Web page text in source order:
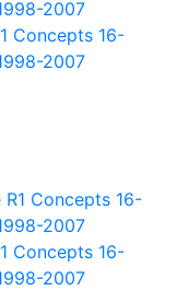
Concepts 16-
2007
Concepts 16-
2007